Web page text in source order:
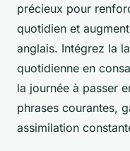
précieux pour
quotidien et
anglais. Intégrez la
quotidienne en
la journée à passer
phrases courantes,
assimilation